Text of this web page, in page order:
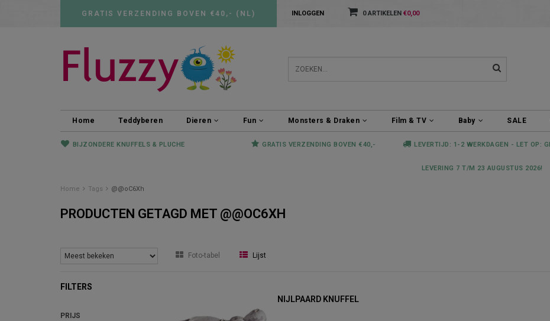
GRATIS VERZENDING BOVEN €40,- (NL) INLOGGEN 0 ARTIKELEN €0,00
Home Teddyberen Dieren Fun Monsters & Draken Film & TV Baby SALE
BIJZONDERE KNUFFELS & PLUCHE GRATIS VERZENDING BOVEN €40,- LEVERTIJD: 1-2 WERKDAGEN - LET OP:
LEVERING 7 T/M 23 AUGUSTUS 2026!
Home Tags @@oC6Xh
PRODUCTEN GETAGD MET @@OC6XH
Foto-tabel Lijst
FILTERS
PRIJS
NIJLPAARD KNUFFEL